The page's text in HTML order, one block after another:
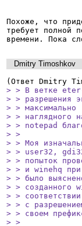
Похоже, что
требует полной
времени. Пока
Dmitry Timoshkov
> > В ветке eter-
> > разрешения
> > максимально
> > наглядного
> > notepad
> >
> > Моя
> > user32,
> > попыток
> > и winehq при
> > было
> > созданного
> > соответствии
> > с
> > своем
> >